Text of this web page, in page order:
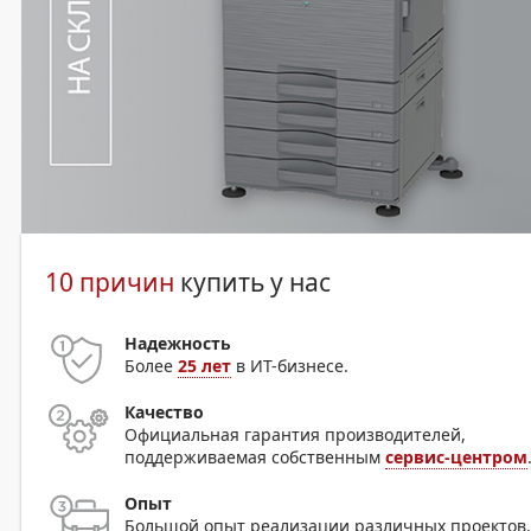
10 причин купить у нас
Надежность
Более 25 лет в ИТ-бизнесе.
Качество
Официальная гарантия производителей,
поддерживаемая собственным сервис-центром.
Опыт
Большой опыт реализации различных проектов.